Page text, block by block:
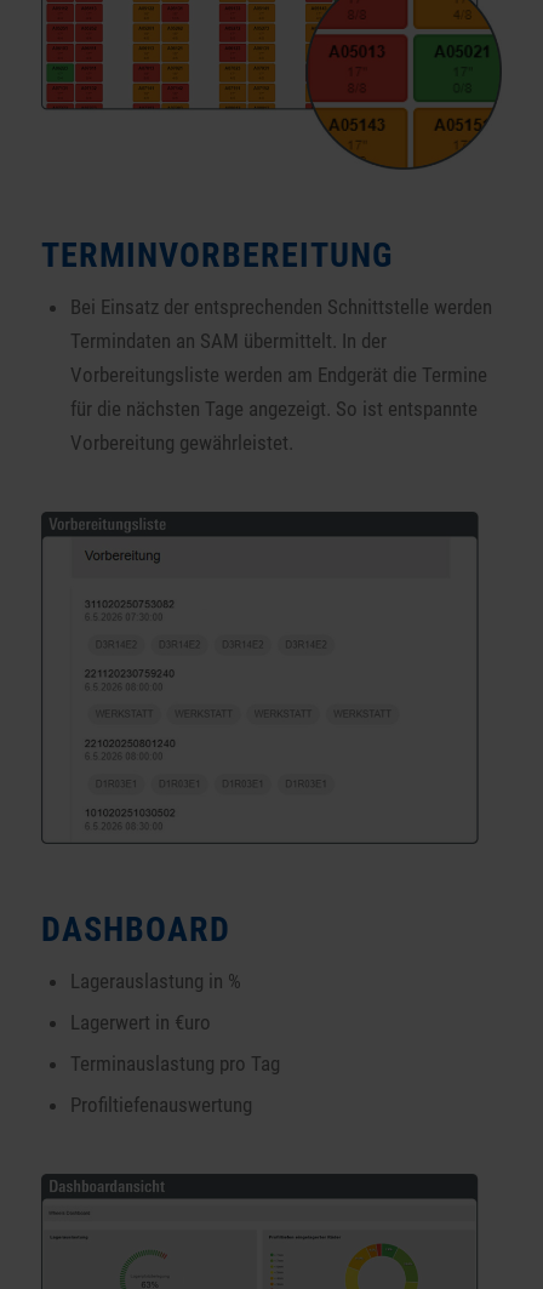
TERMINVORBEREITUNG
Bei Einsatz der entsprechenden Schnittstelle werden
Termindaten an SAM übermittelt. In der
Vorbereitungsliste werden am Endgerät die Termine
für die nächsten Tage angezeigt. So ist entspannte
Vorbereitung gewährleistet.
DASHBOARD
Lagerauslastung in %
Lagerwert in €uro
Terminauslastung pro Tag
Profiltiefenauswertung